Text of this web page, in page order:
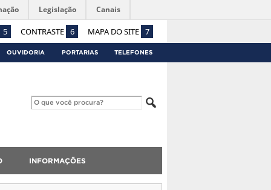
5 CONTRASTE 6 MAPA DO SITE 7
Legislação Canais
OUVIDORIA PORTARIAS TELEFONES
INFORMAÇÕES